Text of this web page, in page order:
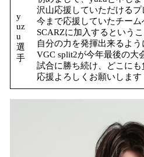
y
uz
u
選
手
沢山応援していただける
今まで応援していたチー
SCARZに加入するという
自分の力を発揮出来るよう
VGC split2が今年最後の大
試合に勝ち続け、どこに
応援よろしくお願いします